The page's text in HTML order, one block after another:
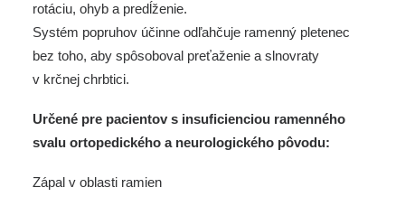
rotáciu, ohyb a predĺženie.
Systém popruhov účinne odľahčuje ramenný pletenec
bez toho, aby spôsoboval preťaženie a slnovraty
v krčnej chrbtici.
Určené pre pacientov s insuficienciou ramenného
svalu ortopedického a neurologického pôvodu:
Zápal v oblasti ramien